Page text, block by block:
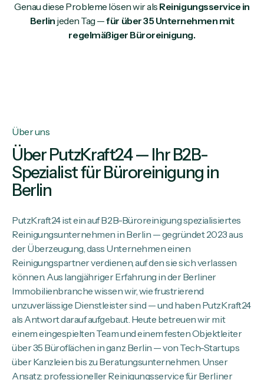
Genau diese Probleme lösen wir als Reinigungsservice in
Berlin jeden Tag —für über 35 Unternehmen mit
regelmäßiger Büroreinigung.
Über uns
Über PutzKraft24 — Ihr B2B-
Spezialist für Büroreinigung in
Berlin
PutzKraft24 ist ein auf B2B-Büroreinigung spezialisiertes
Reinigungsunternehmen in Berlin — gegründet 2023 aus
der Überzeugung, dass Unternehmen einen
Reinigungspartner verdienen, auf den sie sich verlassen
können. Aus langjähriger Erfahrung in der Berliner
Immobilienbranche wissen wir, wie frustrierend
unzuverlässige Dienstleister sind — und haben PutzKraft24
als Antwort darauf aufgebaut. Heute betreuen wir mit
einem eingespielten Team und einem festen Objektleiter
über 35 Büroflächen in ganz Berlin — von Tech-Startups
über Kanzleien bis zu Beratungsunternehmen. Unser
Ansatz: professioneller Reinigungsservice für Berliner